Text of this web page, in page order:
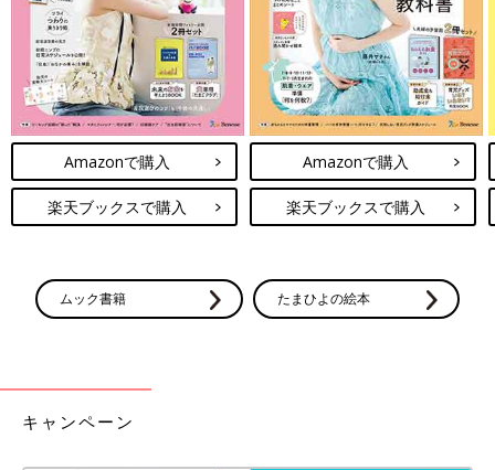
Amazonで購入
楽天ブックスで購入
Amazonで購入
楽天ブックスで購入
ムック書籍 たまひよの絵本
キャンペーン